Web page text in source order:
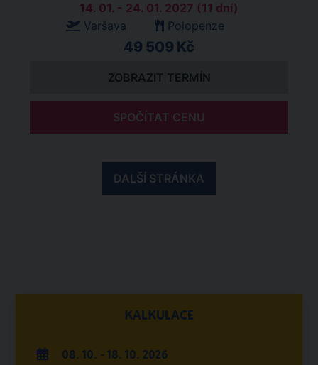
14. 01. - 24. 01. 2027 (11 dní)
Varšava
Polopenze
49 509 Kč
ZOBRAZIT TERMÍN
SPOČÍTAT CENU
DALŠÍ STRÁNKA
KALKULACE
08. 10. - 18. 10. 2026